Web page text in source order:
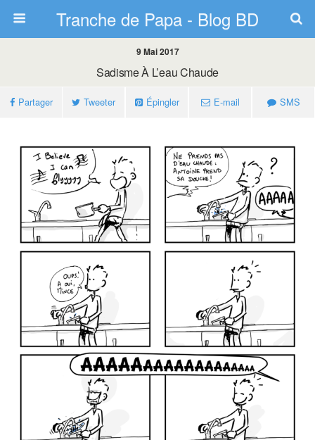
Tranche de Papa - Blog BD
9 Mai 2017
Sadisme À L’eau Chaude
Partager Tweeter Épingler E-mail SMS